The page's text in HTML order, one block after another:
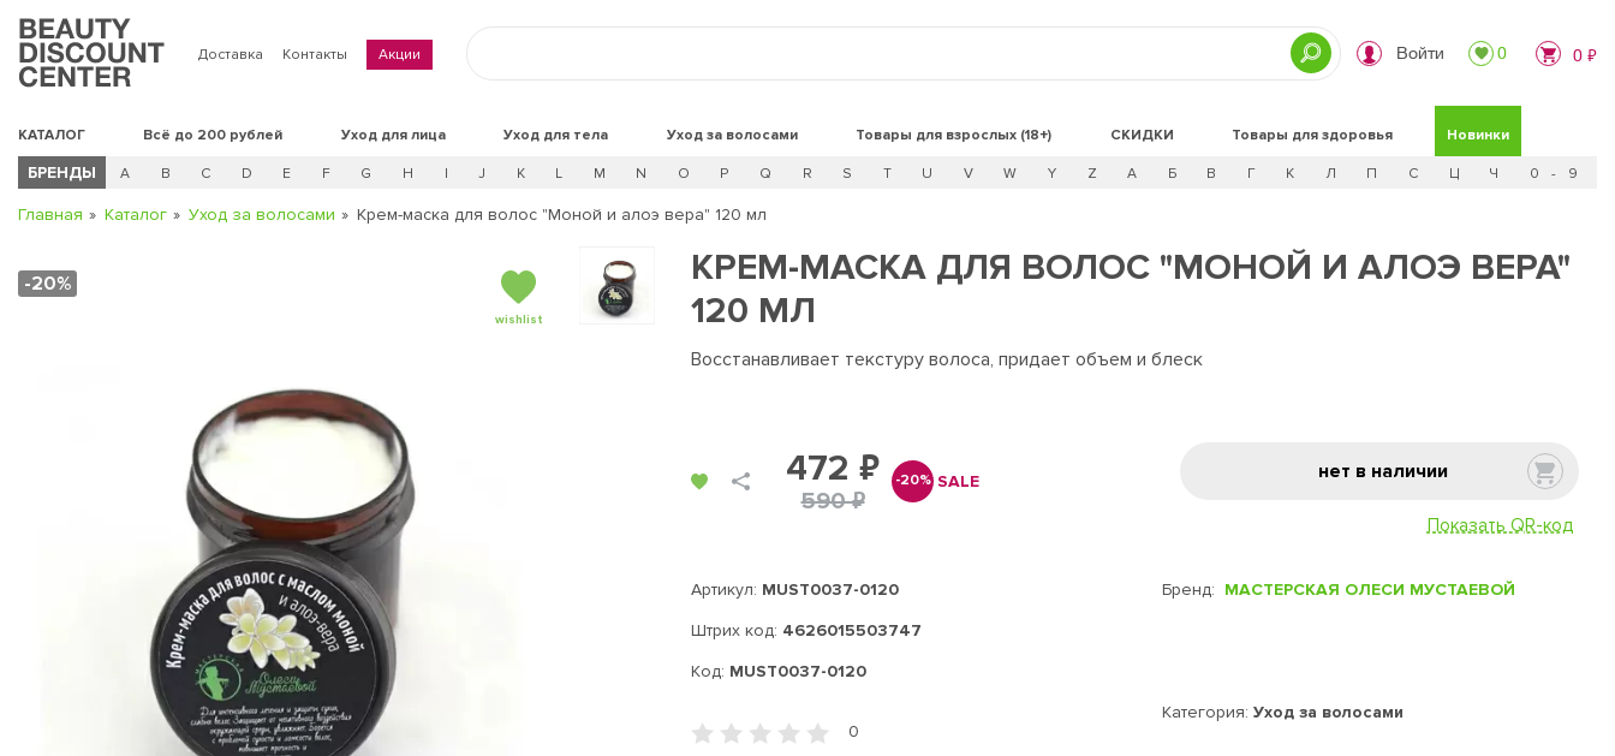
Доставка Контакты Акции Войти 0 0 ₽
КАТАЛОГ Всё до 200 рублей Уход для лица Уход для тела Уход за волосами Товары для взрослых (18+) СКИДКИ Новинки
Товары для здоровья
БРЕНДЫ A B C D E F G H I J K L M N O P Q R S T U V W Y Z А Б В Г К Л П С Ц Ч 0 - 9
Главная Каталог Уход за волосами Крем-маска для волос "Моной и алоэ вера" 120 мл
-20%
wishlist
КРЕМ-МАСКА ДЛЯ ВОЛОС "МОНОЙ И АЛОЭ ВЕРА"
120 МЛ
Восстанавливает текстуру волоса, придает объем и блеск
472 ₽
590 ₽
-20% SALE нет в наличии
Показать QR-код
Артикул: MUST0037-0120
Штрих код: 4626015503747
Код: MUST0037-0120
Бренд: МАСТЕРСКАЯ ОЛЕСИ МУСТАЕВОЙ
Категория: Уход за волосами
0